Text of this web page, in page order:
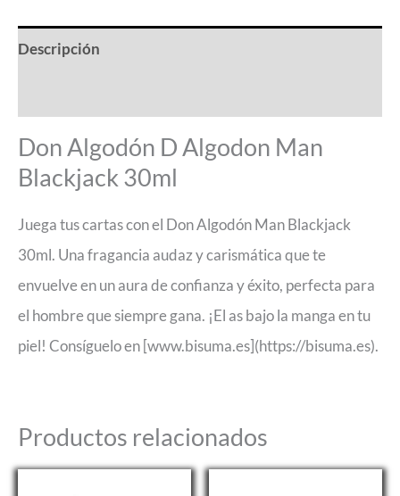
Descripción
Don Algodón D Algodon Man
Blackjack 30ml
Juega tus cartas con el Don Algodón Man Blackjack
30ml. Una fragancia audaz y carismática que te
envuelve en un aura de confianza y éxito, perfecta para
el hombre que siempre gana. ¡El as bajo la manga en tu
piel! Consíguelo en [www.bisuma.es](https://bisuma.es).
Productos relacionados